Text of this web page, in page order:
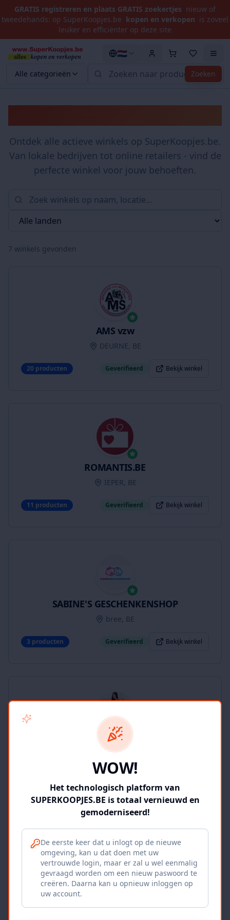
GRATIS registreren en plaats GRATIS zoekertjes nieuw of
tweedehands: op SuperKoopjes.be kopen en verkopen is zoveel
leuker en efficiënter op deze site
Alle categorieën Zoeken
🇳🇱
Ontdek alle actieve winkels op SuperKoopjes.be.
Van lokale bedrijven tot online retailers - vind de
perfecte winkel voor jouw behoeften.
7 winkels gevonden
AMS vzw
DEURNE, BE
20 producten Geverifieerd Bekijk winkel
ROMANTIS.BE
IEPER, BE
11 producten Geverifieerd Bekijk winkel
SABINE'S GESCHENKENSHOP
bree, BE
3 producten Geverifieerd Bekijk winkel
SUPERKOOPJES.BE
Geverifieerd
Iepers Kwartier
Ieper, BE
WOW!
Het technologisch platform van
SUPERKOOPJES.BE is totaal vernieuwd en
gemoderniseerd!
De eerste keer dat u inlogt op de nieuwe
omgeving, kan u dat doen met uw
vertrouwde login, maar er zal u wel eenmalig
gevraagd worden om een nieuw paswoord te
creëren. Daarna kan u opnieuw inloggen op
uw account.